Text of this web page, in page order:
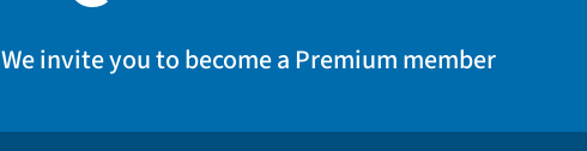
We invite you to become a Premium member